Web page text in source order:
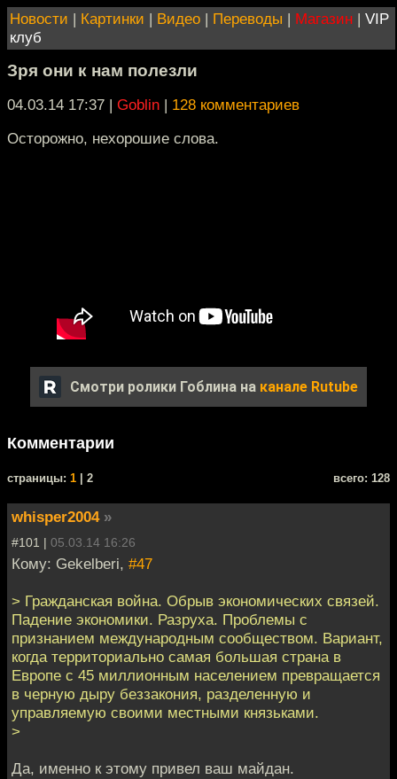
Новости | Картинки | Видео | Переводы | Магазин | VIP
клуб
Зря они к нам полезли
04.03.14 17:37 | Goblin | 128 комментариев
Осторожно, нехорошие слова.
Смотри ролики Гоблина на канале Rutube
Комментарии
cтраницы: 1 | 2 всего: 128
whisper2004 »
#101 | 05.03.14 16:26
Кому: Gekelberi, #47
> Гражданская война. Обрыв экономических связей.
Падение экономики. Разруха. Проблемы с
признанием международным сообществом. Вариант,
когда территориально самая большая страна в
Европе с 45 миллионным населением превращается
в черную дыру беззакония, разделенную и
управляемую своими местными князьками.
>
Да, именно к этому привел ваш майдан.